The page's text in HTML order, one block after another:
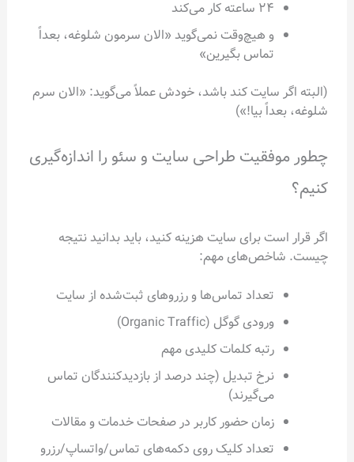
۲۴ ساعته کار می‌کند
و هیچ‌وقت نمی‌گوید «الان سرمون شلوغه، بعداً
تماس بگیرین»
(البته اگر سایت کند باشد، خودش عملاً می‌گوید: «الان سرم
شلوغه، بعداً بیا!»)
چطور موفقیت طراحی سایت و سئو را اندازه‌گیری
کنیم؟
اگر قرار است برای سایت هزینه کنید، باید بدانید نتیجه
چیست. شاخص‌های مهم:
تعداد تماس‌ها و رزروهای ثبت‌شده از سایت
ورودی گوگل (Organic Traffic)
رتبه کلمات کلیدی مهم
نرخ تبدیل (چند درصد از بازدیدکنندگان تماس
می‌گیرند)
زمان حضور کاربر در صفحات خدمات و مقالات
تعداد کلیک روی دکمه‌های تماس/واتساپ/رزرو